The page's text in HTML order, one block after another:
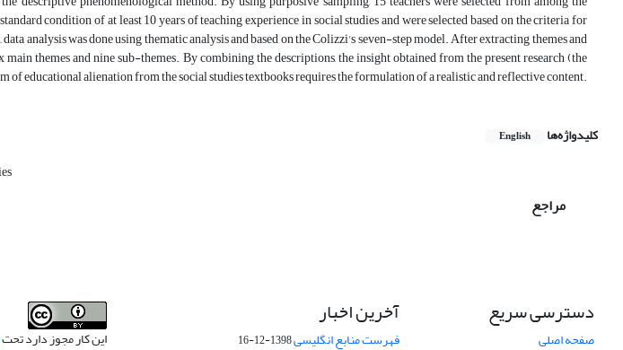
condition of at least 10 years of teaching experience in social studies and were selected based on the criteria for
analysis was done using thematic analysis and based on the Colizzi's seven-step model. After extracting themes and
themes and nine sub-themes. By combining the descriptions, the insight obtained from the present research (the
of educational alienation from the social studies textbooks requires the formulation of a realistic and reflective content.
کلیدواژه‌ها English
مراجع
دسترسی سریع
صفحه اصلی
آخرین اخبار
فهرست منابع انگلیسی1398-12-16 این کار مجوز دارد تحت